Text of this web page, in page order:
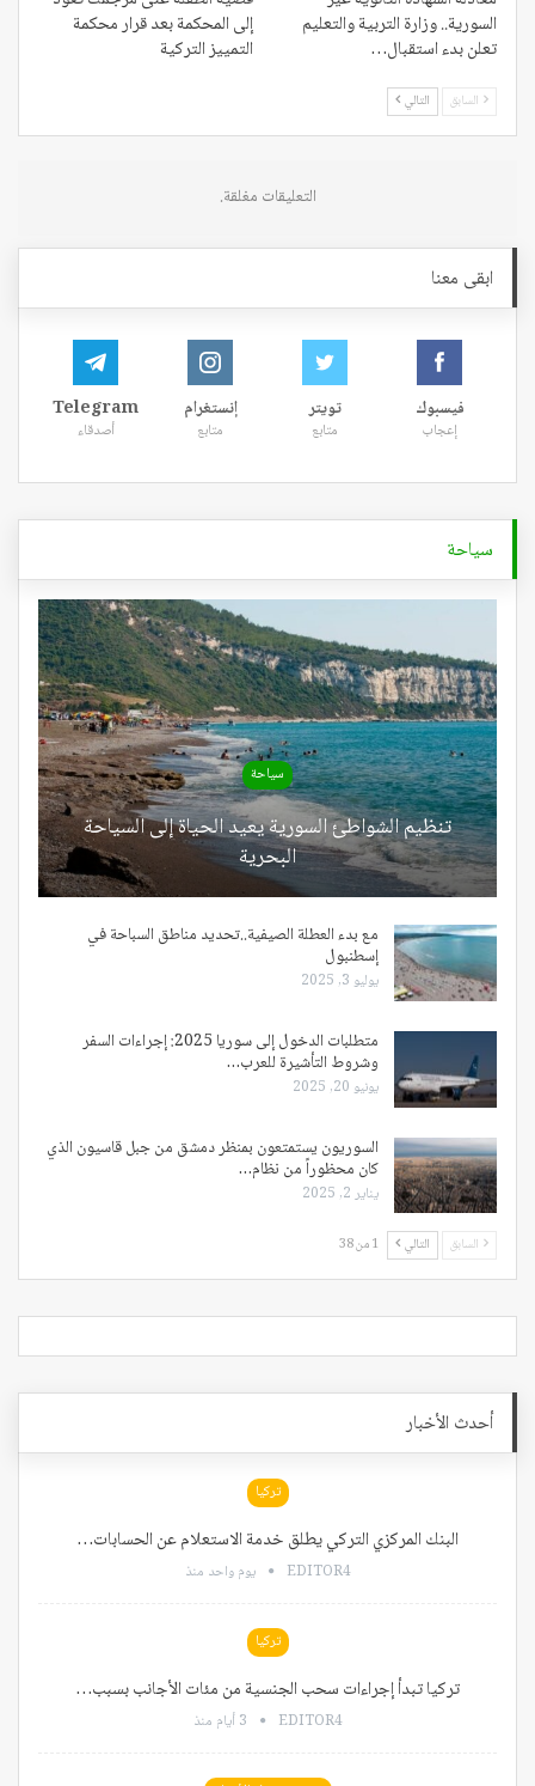
السورية.. وزارة التربية والتعليم
تعلن بدء استقبال…
إلى المحكمة بعد قرار محكمة
التمييز التركية
السابق التالي
التعليقات مغلقة.
ابقى معنا
فيسبوك
إعجاب
تويتر
متابع
إنستغرام
متابع
Telegram
أصدقاء
سياحة
سياحة
تنظيم الشواطئ السورية يعيد الحياة إلى السياحة
البحرية
مع بدء العطلة الصيفية..تحديد مناطق السباحة في
إسطنبول
يوليو 3, 2025
متطلبات الدخول إلى سوريا 2025: إجراءات السفر
وشروط التأشيرة للعرب…
يونيو 20, 2025
السوريون يستمتعون بمنظر دمشق من جبل قاسيون الذي
كان محظوراً من نظام…
يناير 2, 2025
السابق التالي 1 من 38
أحدث الأخبار
تركيا
البنك المركزي التركي يطلق خدمة الاستعلام عن الحسابات…
EDITOR4 يوم واحد منذ
تركيا
تركيا تبدأ إجراءات سحب الجنسية من مئات الأجانب بسبب…
EDITOR4 3 أيام منذ